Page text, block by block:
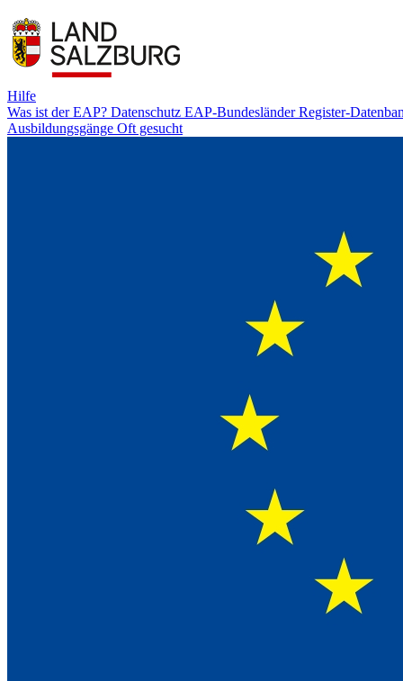
Hilfe
Was ist der EAP? Datenschutz EAP-BundesländerRegister-
Ausbildungsgänge Oft gesucht